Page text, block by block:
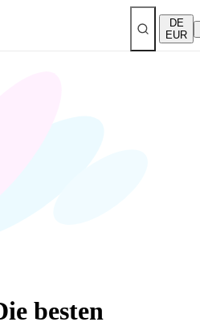
DE
EUR
besten